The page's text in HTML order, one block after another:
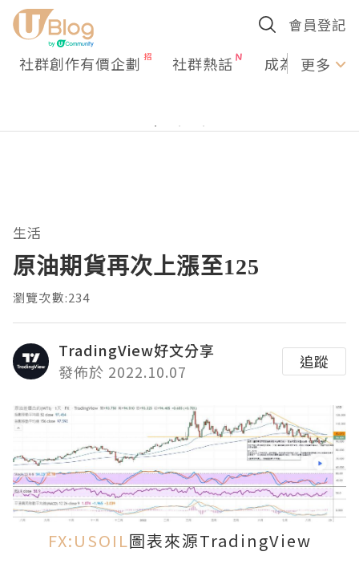
會員登記
社群創作有價企劃 社群熱話 成為U更多
生活
原油期貨再次上漲至125
瀏覽次數:234
TradingView好文分享
發佈於 2022.10.07
追蹤
FX:USOIL圖表來源TradingView